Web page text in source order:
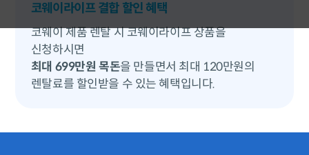
코웨이라이프 결합 할인 혜택
코웨이 제품 렌탈 시 코웨이라이프 상품을
신청하시면
최대 699만원 목돈을 만들면서 최대 120만원의
렌탈료를 할인받을 수 있는 혜택입니다.